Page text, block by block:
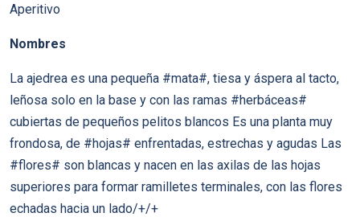
Aperitivo
Nombres
La ajedrea es una pequeña #mata#, tiesa y áspera al tacto,
leñosa solo en la base y con las ramas #herbáceas#
cubiertas de pequeños pelitos blancos Es una planta muy
frondosa, de #hojas# enfrentadas, estrechas y agudas Las
#flores# son blancas y nacen en las axilas de las hojas
superiores para formar ramilletes terminales, con las flores
echadas hacia un lado/+/+